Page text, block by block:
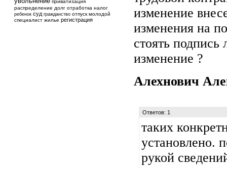
приватизация
распределение долг отработка налог
ребенок суд гражданство отпуск молодой
специалист жилье регистрация
изменение
изменения на
стоять
изменение ?
Алехнович
Ответов: 1
таких
установлено.
рукой